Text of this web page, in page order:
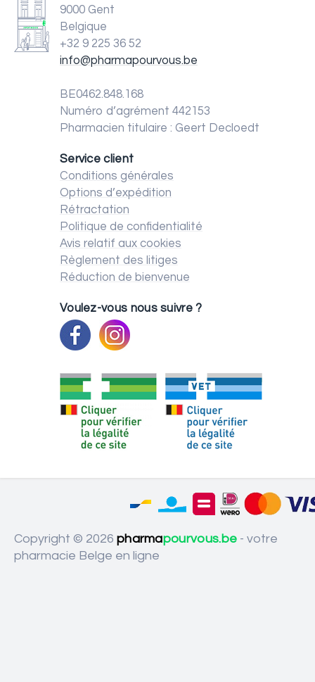
9000 Gent
Belgique
+32 9 225 36 52
info@pharmapourvous.be
BE0462.848.168
Numéro d’agrément 442153
Pharmacien titulaire : Geert Decloedt
Service client
Conditions générales
Options d’expédition
Rétractation
Politique de confidentialité
Avis relatif aux cookies
Règlement des litiges
Réduction de bienvenue
Voulez-vous nous suivre ?
Copyright © 2026 pharmapourvous.be - votre
pharmacie Belge en ligne